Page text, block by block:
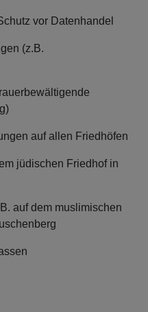
vor Datenhandel
(z.B.
auf allen Friedhöfen
jüdischen Friedhof in
auf dem muslimischen